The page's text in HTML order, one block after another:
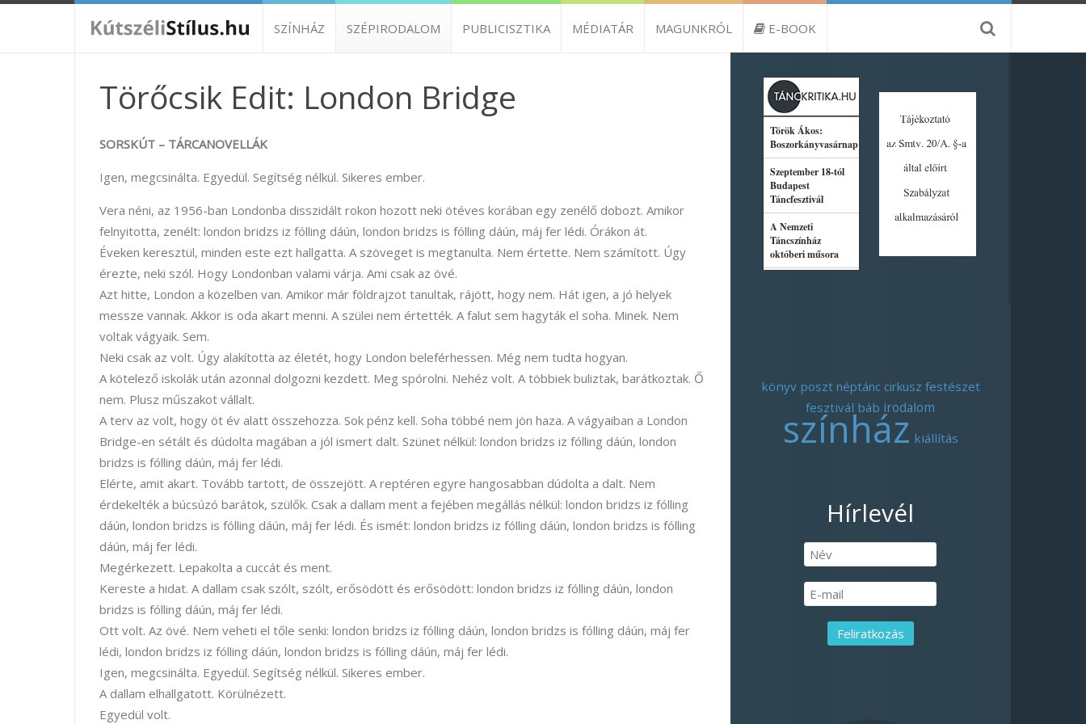
SZÍNHÁZ SZÉPIRODALOM PUBLICISZTIKA MÉDIATÁR MAGUNKRÓL E-BOOK
Törőcsik Edit: London Bridge
SORSKÚT – TÁRCANOVELLÁK
Igen, megcsinálta. Egyedül. Segítség nélkül. Sikeres ember.
Vera néni, az 1956-ban Londonba disszidált rokon hozott neki ötéves korában egy zenélő dobozt. Amikor
felnyitotta, zenélt: london bridzs iz fólling dáún, london bridzs is fólling dáún, máj fer lédi. Órákon át.
Éveken keresztül, minden este ezt hallgatta. A szöveget is megtanulta. Nem értette. Nem számított. Úgy
érezte, neki szól. Hogy Londonban valami várja. Ami csak az övé.
Azt hitte, London a közelben van. Amikor már földrajzot tanultak, rájött, hogy nem. Hát igen, a jó helyek
messze vannak. Akkor is oda akart menni. A szülei nem értették. A falut sem hagyták el soha. Minek. Nem
voltak vágyaik. Sem.
Neki csak az volt. Úgy alakította az életét, hogy London beleférhessen. Még nem tudta hogyan.
A kötelező iskolák után azonnal dolgozni kezdett. Meg spórolni. Nehéz volt. A többiek buliztak, barátkoztak. Ő
nem. Plusz műszakot vállalt.
A terv az volt, hogy öt év alatt összehozza. Sok pénz kell. Soha többé nem jön haza. A vágyaiban a London
Bridge-en sétált és dúdolta magában a jól ismert dalt. Szünet nélkül: london bridzs iz fólling dáún, london
bridzs is fólling dáún, máj fer lédi.
Elérte, amit akart. Tovább tartott, de összejött. A reptéren egyre hangosabban dúdolta a dalt. Nem
érdekelték a búcsúzó barátok, szülők. Csak a dallam ment a fejében megállás nélkül: london bridzs iz fólling
dáún, london bridzs is fólling dáún, máj fer lédi. És ismét: london bridzs iz fólling dáún, london bridzs is fólling
dáún, máj fer lédi.
Megérkezett. Lepakolta a cuccát és ment.
Kereste a hidat. A dallam csak szólt, szólt, erősödött és erősödött: london bridzs iz fólling dáún, london
bridzs is fólling dáún, máj fer lédi.
Ott volt. Az övé. Nem veheti el tőle senki: london bridzs iz fólling dáún, london bridzs is fólling dáún, máj fer
lédi, london bridzs iz fólling dáún, london bridzs is fólling dáún, máj fer lédi.
Igen, megcsinálta. Egyedül. Segítség nélkül. Sikeres ember.
A dallam elhallgatott. Körülnézett.
Egyedül volt.
könyv poszt néptánc cirkusz festészet
fesztivál báb irodalom
színház kiállítás
Hírlevél